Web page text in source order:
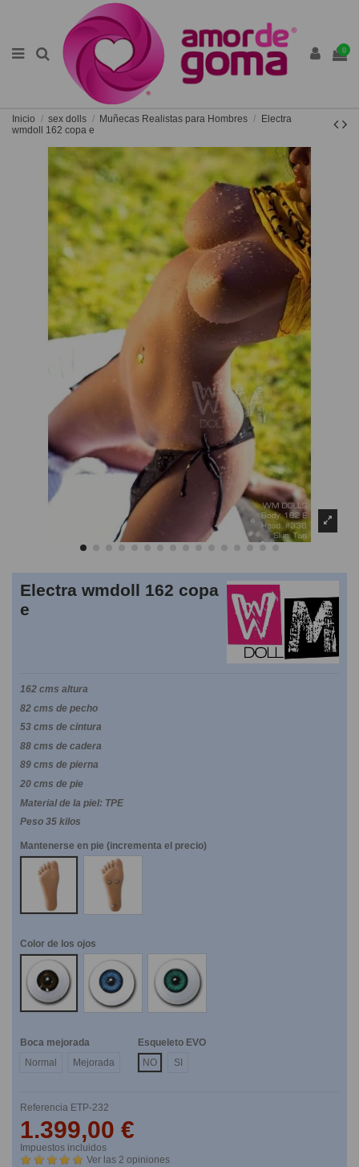
0
Inicio sex dolls Muñecas Realistas para Hombres
Electra
wmdoll 162 copa e
Electra wmdoll 162 copa
e
162 cms altura
82 cms de pecho
53 cms de cintura
88 cms de cadera
89 cms de pierna
20 cms de pie
Material de la piel: TPE
Peso 35 kilos
Mantenerse en pie (incrementa el precio)
NO
SI
Color de los ojos
Marrones
Azules Verdes
Boca mejorada
Normal
Mejorada
Esqueleto EVO
NO
SI
Referencia ETP-232
1.399,00 €
Impuestos incluidos
Ver las 2 opiniones